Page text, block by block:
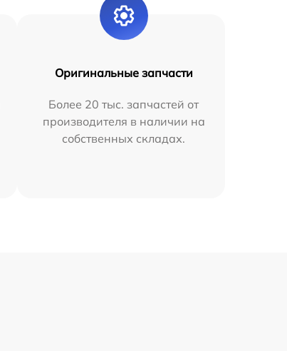
Оригинальные запчасти
Более 20 тыс. запчастей от
производителя в наличии на
собственных складах.